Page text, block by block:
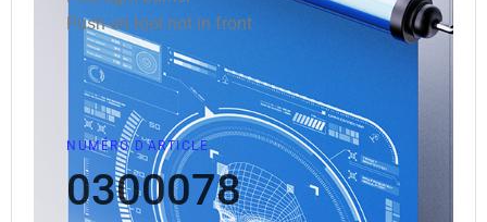
Push-on tool not in front
NUMÉRO D'ARTICLE
0300078